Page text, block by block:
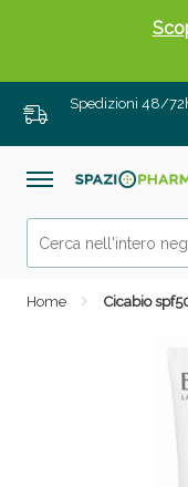
Spedizioni 48/
Home Cicabio
Drenanti e